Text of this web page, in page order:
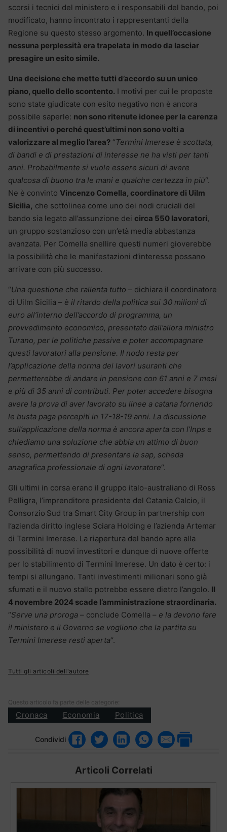
scorsi i tecnici del ministero e i responsabili del bando, poi
modificato, hanno incontrato i rappresentanti della
Regione su questo stesso argomento. In quell’occasione
nessuna perplessità era trapelata in modo da lasciar
presagire un esito simile.
Una decisione che mette tutti d’accordo su un unico
piano, quello dello scontento. I motivi per cui le proposte
sono state giudicate con esito negativo non è ancora
possibile saperle: non sono ritenute idonee per la carenza
di incentivi o perché quest’ultimi non sono volti a
valorizzare al meglio l’area? “Termini Imerese è scottata,
di bandi e di prestazioni di interesse ne ha visti per tanti
anni. Probabilmente si vuole essere sicuri di avere
qualcosa di buono tra le mani e qualche certezza in più“.
Ne è convinto Vincenzo Comella, coordinatore di Uilm
Sicilia, che sottolinea come uno dei nodi cruciali del
bando sia legato all’assunzione dei circa 550 lavoratori,
un gruppo sostanzioso con un’età media abbastanza
avanzata. Per Comella snellire questi numeri gioverebbe
la possibilità che le manifestazioni d’interesse possano
arrivare con più successo.
“Una questione che rallenta tutto – dichiara il coordinatore
di Uilm Sicilia – è il ritardo della politica sui 30 milioni di
euro all’interno dell’accordo di programma, un
provvedimento economico, presentato dall’allora ministro
Turano, per le politiche passive e poter accompagnare
questi lavoratori alla pensione. Il nodo resta per
l’applicazione della norma dei lavori usuranti che
permetterebbe di andare in pensione con 61 anni e 7 mesi
e più di 35 anni di contributi. Per poter accedere bisogna
avere la prova di aver lavorato su linee a catana fornendo
le busta paga percepiti in 17-18-19 anni. La discussione
sull’applicazione della norma è ancora aperta con l’Inps e
chiediamo una soluzione che abbia un attimo di buon
senso, permettendo di presentare la sap, scheda
anagrafica professionale di ogni lavoratore“.
Gli ultimi in corsa erano il gruppo italo-australiano di Ross
Pelligra, l’imprenditore presidente del Catania Calcio, il
Consorzio Sud tra Smart City Group in partnership con
l’azienda diritto inglese Sciara Holding e l’azienda Artemar
di Termini Imerese. La riapertura del bando apre alla
possibilità di nuovi investitori e dunque di nuove offerte
per lo stabilimento di Termini Imerese. Un dato è certo: i
tempi si allungano. Tanti investimenti milionari sono già
sfumati e il nuovo stallo potrebbe essere dietro l’angolo. Il
4 novembre 2024 scade l’amministrazione straordinaria.
“Serve una proroga – conclude Comella – e la devono fare
il ministero e il Governo se vogliono che la partita su
Termini Imerese resti aperta“.
Tutti gli articoli dell'autore
Questo articolo fa parte delle categorie:
Cronaca Economia Politica
Condividi
Articoli Correlati